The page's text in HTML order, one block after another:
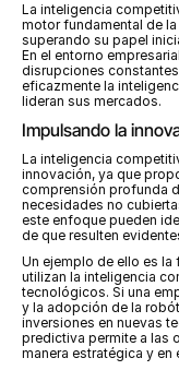
La inteligencia
motor fundamental de
superando su papel
En el entorno
disrupciones
eficazmente la
lideran sus mercados.
Impulsando la
La inteligencia
innovación, ya que
comprensión profunda
necesidades no
este enfoque pueden
de que resulten
Un ejemplo de ello es
utilizan la inteligencia
tecnológicos. Si una
y la adopción de la
inversiones en nuevas
predictiva permite a las
manera estratégica y